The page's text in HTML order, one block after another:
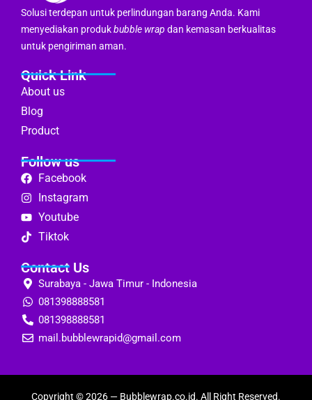
Solusi terdepan untuk perlindungan barang Anda. Kami
menyediakan produkbubble wrap dan kemasan berkualitas
untuk pengiriman aman.
Quick Link
About us
Blog
Product
Follow us
Facebook
Instagram
Youtube
Tiktok
Contact Us
Surabaya - Jawa Timur - Indonesia
081398888581
081398888581
mail.bubblewrapid@gmail.com
Copyright © 2026 — Bubblewrap.co.id. All Right Reserved.